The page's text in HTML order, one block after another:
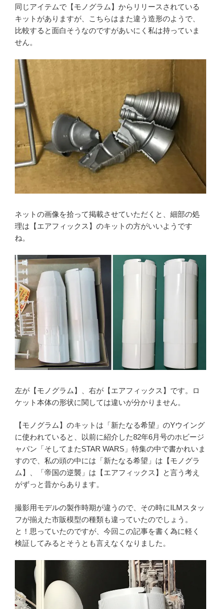
同じアイテムで【モノグラム】からリリースされている
キットがありますが、こちらはまた違う造形のようで、
比較すると面白そうなのですがあいにく私は持っていま
せん。
ネットの画像を拾って掲載させていただくと、細部の処
理は【エアフィックス】のキットの方がいいようです
ね。
左が【モノグラム】、右が【エアフィックス】です。ロ
ケット本体の形状に関しては違いが分かりません。
【モノグラム】のキットは「新たなる希望」のYウイング
に使われていると、以前に紹介した82年6月号のホビージ
ャパン「そしてまたSTAR WARS」特集の中で書かれいま
すので、私の頭の中には「新たなる希望」は【モノグラ
ム】、「帝国の逆襲」は【エアフィックス】と言う考え
がずっと昔からあります。
撮影用モデルの製作時期が違うので、その時にILMスタッ
フが揃えた市販模型の種類も違っていたのでしょう。
と！思っていたのですが、今回この記事を書く為に軽く
検証してみるとそうとも言えなくなりました。